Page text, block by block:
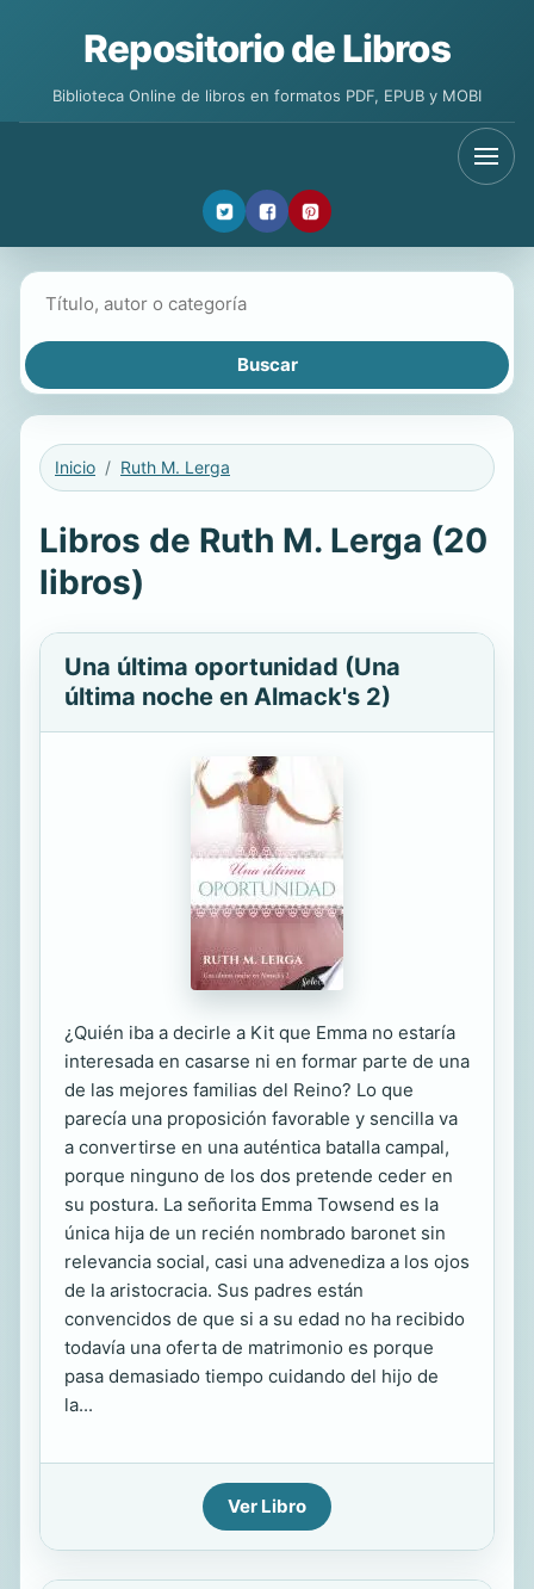
Repositorio de Libros
Biblioteca Online de libros en formatos PDF, EPUB y MOBI
Inicio Ruth M. Lerga
Libros de Ruth M. Lerga (20
libros)
Una última oportunidad (Una
última noche en Almack's 2)
¿Quién iba a decirle a Kit que Emma no estaría
interesada en casarse ni en formar parte de una
de las mejores familias del Reino? Lo que
parecía una proposición favorable y sencilla va
a convertirse en una auténtica batalla campal,
porque ninguno de los dos pretende ceder en
su postura. La señorita Emma Towsend es la
única hija de un recién nombrado baronet sin
relevancia social, casi una advenediza a los ojos
de la aristocracia. Sus padres están
convencidos de que si a su edad no ha recibido
todavía una oferta de matrimonio es porque
pasa demasiado tiempo cuidando del hijo de
la...
Ver Libro